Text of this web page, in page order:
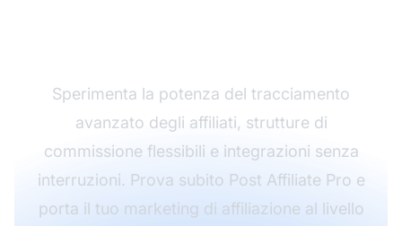
Sperimenta la potenza del tracciamento
avanzato degli affiliati, strutture di
commissione flessibili e integrazioni senza
interruzioni. Prova subito Post Affiliate Pro e
porta il tuo marketing di affiliazione al livello